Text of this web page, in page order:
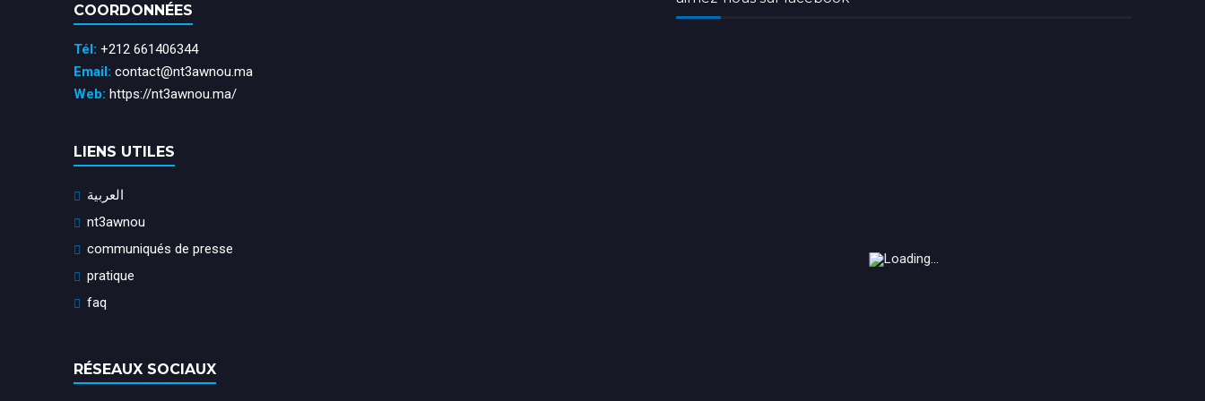
COORDONNÉES
Tél: +212 661406344
Email: contact@nt3awnou.ma
Web: https://nt3awnou.ma/
LIENS UTILES
العربية
nt3awnou
communiqués de presse
pratique
faq
RÉSEAUX SOCIAUX